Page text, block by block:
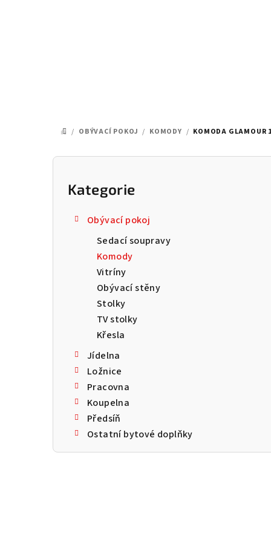
DOMŮ
/ OBÝVACÍ POKOJ / KOMODY / KOMODA GLAMOUR
P
Přeskočit
kategorie
Kategorie
Obývací pokoj
Sedací soupravy
Komody
Vitríny
Obývací stěny
Stolky
TV stolky
Křesla
Jídelna
Ložnice
Pracovna
Koupelna
Předsíň
Ostatní bytové doplňky